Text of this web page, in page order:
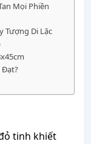
Mọi Phiền
Tượng Di Lặc
Đạt?
tinh khiết